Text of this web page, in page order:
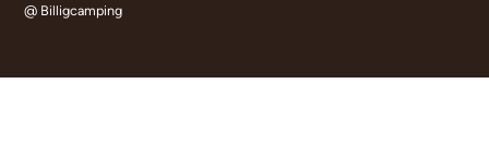
@ Billigcamping